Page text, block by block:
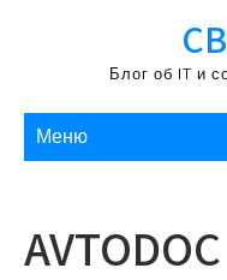
содержимомуБлог об IT и
Меню
AVTODOC